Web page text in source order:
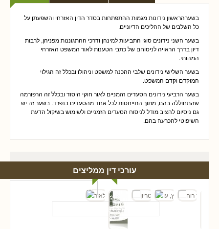
בשערהראשון נידונות מגמות ההתפתחות בסדר הדין האזרחי והשפעתן על
כל השלבים של ההליכים הדיוניים.
בשער השני נידונים סוגי התביעות למינהן ודרכי ההתגוננות מפניהן, לרבות
דיון בדרך הראויה לניסוחם של כתבי הטענות לאור המשפט האזרחי
המהותי.
בשער השלישי נידונים שלבי ההכנה למשפט וניהולו ובכלל זה הגילוי
המוקדם וקדם המשפט.
בשער הרביעי נידונים הסעדים הזמניים לאור חוקי היסוד ובכלל זה הרפורמה
שהתחוללה בהם, מתוך התייחסות לכל אחד מהסעדים בנפרד. בשער זה יש
גם ניסיום להציב מודל לניסוח הסעדים הזמניים ולשימוש בשיקול הדעת
השיפוטי להכרעה בהם.
עורכי דין ממליצים